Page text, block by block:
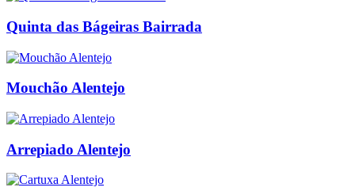
Quinta das Bágeiras Bairrada
Mouchão Alentejo
Arrepiado Alentejo